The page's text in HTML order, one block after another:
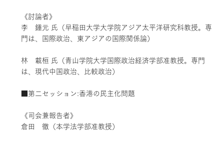
《討論者》
李 鍾元 氏（早稲田大学大学院アジア太平洋研究科教授。専
門は、国際政治、東アジアの国際関係論）
林 載桓 氏（青山学院大学国際政治経済学部准教授。専門
は、現代中国政治、比較政治）
■第二セッション:香港の民主化問題
《司会兼報告者》
倉田 徹（本学法学部准教授）